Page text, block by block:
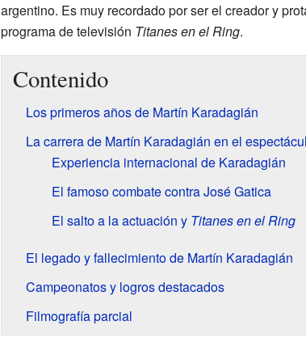
argentino. Es muy recordado por ser el creador y
programa de televisión Titanes en el Ring.
Contenido
Los primeros años de Martín Karadagián
La carrera de Martín Karadagián en el
Experiencia internacional de Karadagián
El famoso combate contra José Gatica
El salto a la actuación y Titanes en el Ring
El legado y fallecimiento de Martín Karadagián
Campeonatos y logros destacados
Filmografía parcial